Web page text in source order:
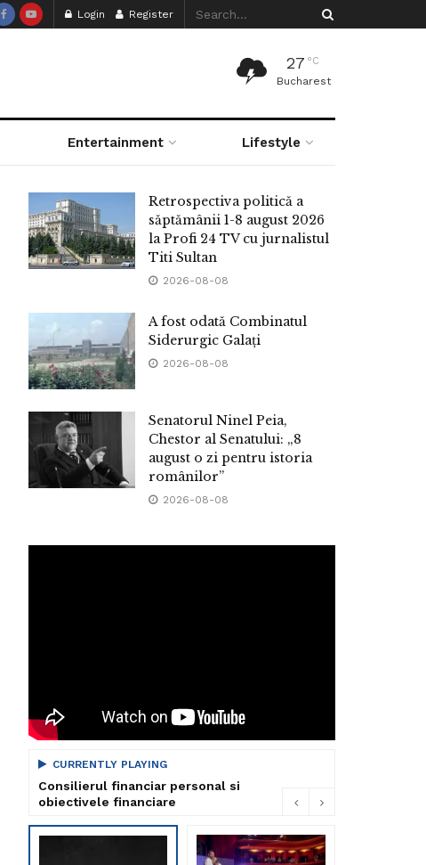
Login Register
27 °C
Bucharest
Entertainment Lifestyle
Retrospectiva politică a
săptămânii 1-8 august 2026
la Profi 24 TV cu jurnalistul
Titi Sultan
2026-08-08
A fost odată Combinatul
Siderurgic Galați
2026-08-08
Senatorul Ninel Peia,
Chestor al Senatului: „8
august o zi pentru istoria
românilor”
2026-08-08
CURRENTLY PLAYING
Consilierul financiar personal si
obiectivele financiare